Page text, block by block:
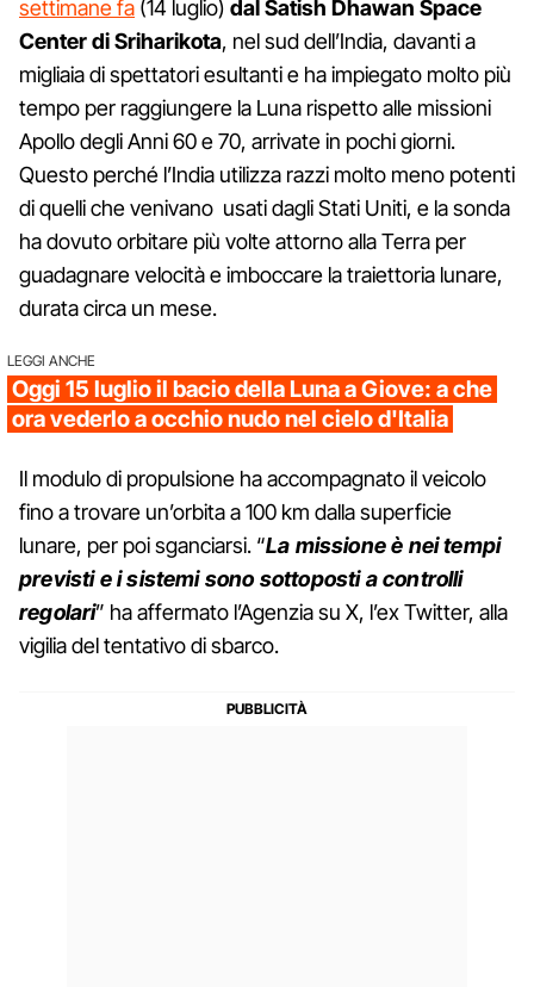
settimane fa (14 luglio) dal Satish Dhawan Space
Center di Sriharikota, nel sud dell’India, davanti a
migliaia di spettatori esultanti e ha impiegato molto più
tempo per raggiungere la Luna rispetto alle missioni
Apollo degli Anni 60 e 70, arrivate in pochi giorni.
Questo perché l’India utilizza razzi molto meno potenti
di quelli che venivano usati dagli Stati Uniti, e la sonda
ha dovuto orbitare più volte attorno alla Terra per
guadagnare velocità e imboccare la traiettoria lunare,
durata circa un mese.
LEGGI ANCHE
Oggi 15 luglio il bacio della Luna a Giove: a che
ora vederlo a occhio nudo nel cielo d'Italia
Il modulo di propulsione ha accompagnato il veicolo
fino a trovare un’orbita a 100 km dalla superficie
lunare, per poi sganciarsi. “La missione è nei tempi
previsti e i sistemi sono sottoposti a controlli
regolari” ha affermato l’Agenzia su X, l’ex Twitter, alla
vigilia del tentativo di sbarco.